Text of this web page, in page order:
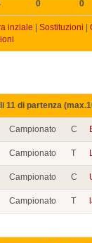
0 0
inziale Sostituzioni
11 di partenza
Campionato C
Campionato T
Campionato C
Campionato T